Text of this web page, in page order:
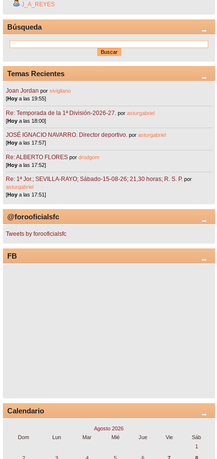
J_A_REYES
Búsqueda
Temas Recientes
Joan Jordan porsivigliano
[Hoy a las 19:55]
Re: Temporada de la 1ª División-2026-27. porasturgabriel
[Hoy a las 18:00]
JOSÉ IGNACIO NAVARRO. Director deportivo. porasturgabriel
[Hoy a las 17:57]
Re: ALBERTO FLORES pordrodgom
[Hoy a las 17:52]
Re: 1ª Jor.; SEVILLA-RAYO; Sábado-15-08-26; 21,30 horas; R. S. P. por
asturgabriel
[Hoy a las 17:51]
@forooficialsfc
Tweets by forooficialsfc
FB
Calendario
Agosto 2026
Dom
Lun Mar Mié Jue Vie
Sáb
1
2
3 4 5 6 7 8